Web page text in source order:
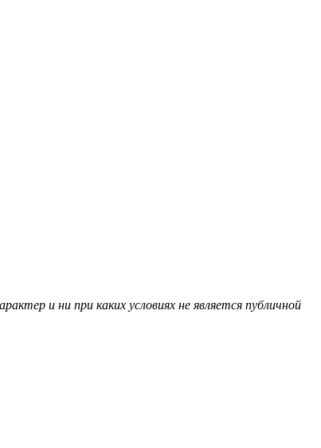
и ни при каких условиях не является публичной